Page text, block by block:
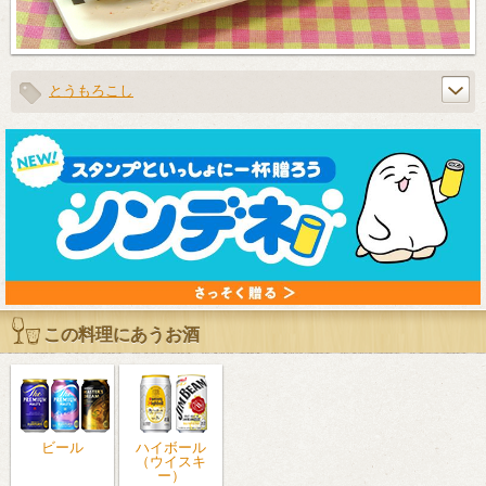
とうもろこし
この料理にあうお酒
ビール
ハイボール
（ウイスキ
ー）